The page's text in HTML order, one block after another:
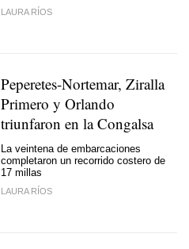
LAURA RÍOS
Peperetes-Nortemar, Ziralla
Primero y Orlando
triunfaron en la Congalsa
La veintena de embarcaciones
completaron un recorrido costero de
17 millas
LAURA RÍOS